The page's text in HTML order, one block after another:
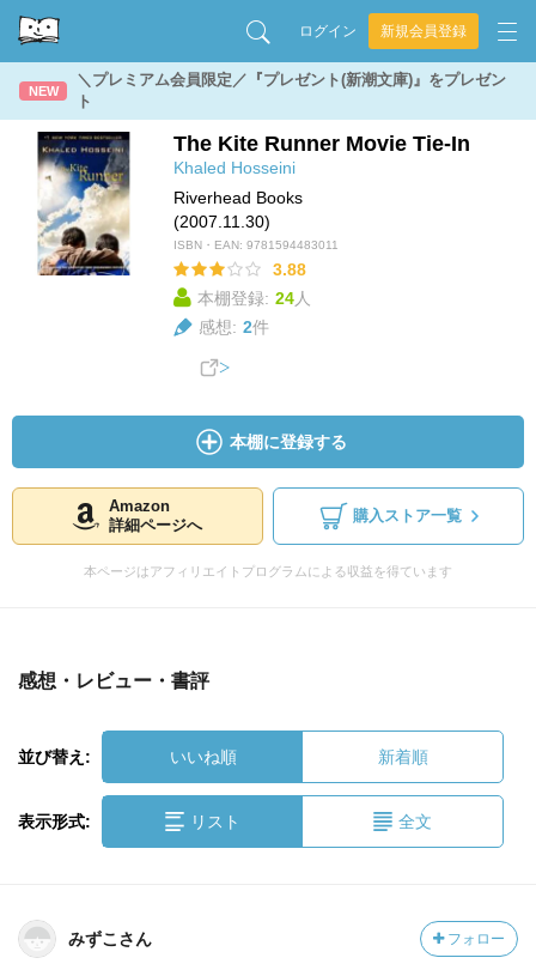
ログイン 新規会員登録
NEW
＼プレミアム会員限定／『プレゼント(新潮文庫)』をプレゼン
ト
The Kite Runner Movie Tie-In
Khaled Hosseini
Riverhead Books
(2007.11.30)
ISBN・EAN: 9781594483011
3.88
本棚登録: 24人
感想: 2件
本棚に登録する
Amazon
詳細ページへ
購入ストア一覧
本ページはアフィリエイトプログラムによる収益を得ています
感想・レビュー・書評
並び替え: いいね順 新着順
表示形式: リスト 全文
みずこさん フォロー